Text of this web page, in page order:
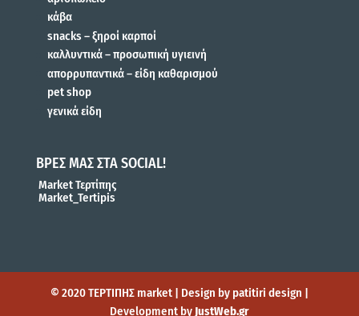
κάβα
snacks – ξηροί καρποί
καλλυντικά – προσωπική υγιεινή
απορρυπαντικά – είδη καθαρισμού
pet shop
γενικά είδη
ΒΡΕΣ ΜΑΣ ΣΤΑ SOCIAL!
Market Τερτίπης
Market_Tertipis
© 2020 ΤΕΡΤΙΠΗΣ market | Design by patitiri design |
Development by JustWeb.gr